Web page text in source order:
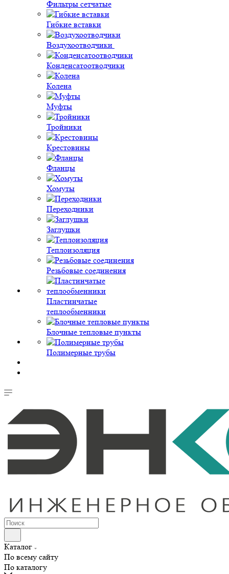
Фильтры сетчатые
Гибкие вставки
Воздухоотводчики
Конденсатоотводчики
Колена
Муфты
Тройники
Крестовины
Фланцы
Хомуты
Переходники
Заглушки
Теплоизоляция
Резьбовые соединения
Пластинчатые
теплообменники
Блочные тепловые пункты
Полимерные трубы
Каталог
По всему сайту
По каталогу